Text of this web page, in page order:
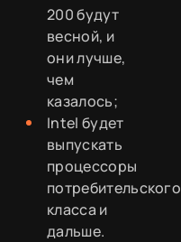
200 будут
весной, и
они лучше,
чем
казалось;
Intel будет
выпускать
процессоры
потребительского
класса и
дальше.